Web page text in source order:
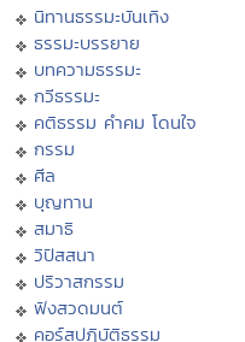
นิทานธรรมะบันเทิง
ธรรมะบรรยาย
บทความธรรมะ
กวีธรรมะ
คติธรรม คำคม โดนใจ
กรรม
ศีล
บุญทาน
สมาธิ
วิปัสสนา
ปริวาสกรรม
ฟังสวดมนต์
คอร์สปฏิบัติธรรม